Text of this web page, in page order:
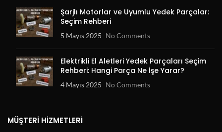
Şarjlı Motorlar ve Uyumlu Yedek Parçalar:
Seçim Rehberi
5 Mayıs 2025 No Comments
Elektrikli El Aletleri Yedek Parçaları Seçim
Rehberi: Hangi Parça Ne İşe Yarar?
4 Mayıs 2025 No Comments
MÜŞTERI HIZMETLERI